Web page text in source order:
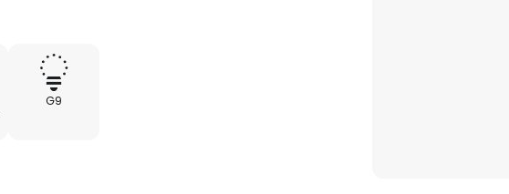
tahansa huoneelle tyylikkään auran ja
erityiseksi.
G9